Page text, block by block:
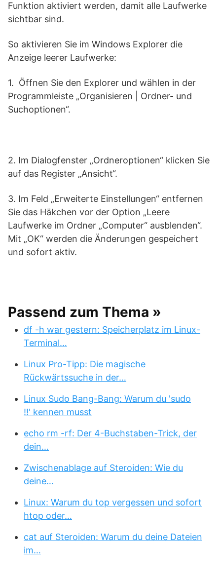
Funktion aktiviert werden, damit alle Laufwerke
sichtbar sind.
So aktivieren Sie im Windows Explorer die
Anzeige leerer Laufwerke:
1. Öffnen Sie den Explorer und wählen in der
Programmleiste „Organisieren | Ordner- und
Suchoptionen“.
2. Im Dialogfenster „Ordneroptionen“ klicken Sie
auf das Register „Ansicht“.
3. Im Feld „Erweiterte Einstellungen“ entfernen
Sie das Häkchen vor der Option „Leere
Laufwerke im Ordner „Computer“ ausblenden“.
Mit „OK“ werden die Änderungen gespeichert
und sofort aktiv.
Passend zum Thema »
df -h war gestern: Speicherplatz im Linux-
Terminal…
Linux Pro-Tipp: Die magische
Rückwärtssuche in der…
Linux Sudo Bang-Bang: Warum du 'sudo
!!' kennen musst
echo rm -rf: Der 4-Buchstaben-Trick, der
dein…
Zwischenablage auf Steroiden: Wie du
deine…
Linux: Warum du top vergessen und sofort
htop oder…
cat auf Steroiden: Warum du deine Dateien
im…